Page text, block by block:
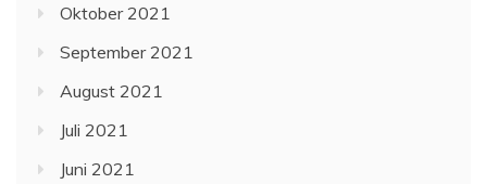
Oktober 2021
September 2021
August 2021
Juli 2021
Juni 2021